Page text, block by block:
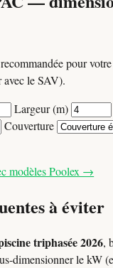
pour
le SAV).
Largeur (m)
Couverture
modèles Poolex →
à éviter
triphasée 2026,
dimensionner le kW